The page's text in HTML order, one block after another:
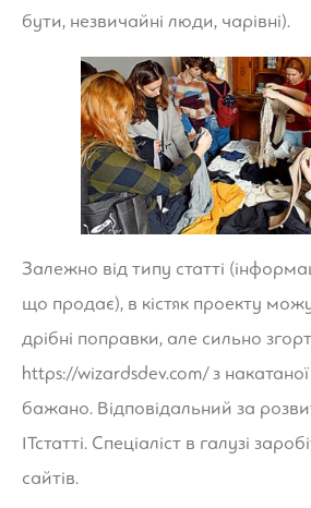
бути, незвичайні люди, чарівні).
Залежно від типу статті
що продає), в кістяк проекту
дрібні поправки, але сильно
https://wizardsdev.com/з
бажано. Відповідальний за
ІТстатті. Спеціаліст в галузі
сайтів.